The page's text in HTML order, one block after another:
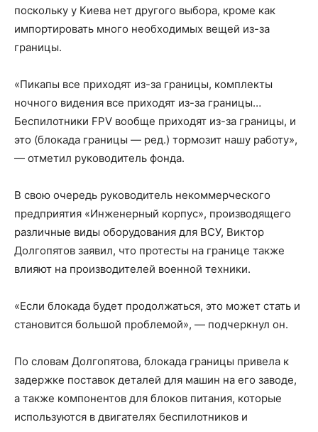
поскольку у Киева нет другого выбора, кроме как
импортировать много необходимых вещей из-за
границы.
«Пикапы все приходят из-за границы, комплекты
ночного видения все приходят из-за границы…
Беспилотники FPV вообще приходят из-за границы, и
это (блокада границы — ред.) тормозит нашу работу»,
— отметил руководитель фонда.
В свою очередь руководитель некоммерческого
предприятия «Инженерный корпус», производящего
различные виды оборудования для ВСУ, Виктор
Долгопятов заявил, что протесты на границе также
влияют на производителей военной техники.
«Если блокада будет продолжаться, это может стать и
становится большой проблемой», — подчеркнул он.
По словам Долгопятова, блокада границы привела к
задержке поставок деталей для машин на его заводе,
а также компонентов для блоков питания, которые
используются в двигателях беспилотников и